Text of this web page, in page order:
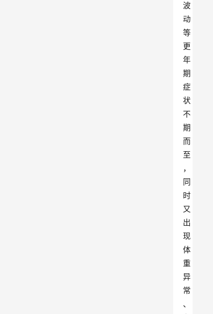
波
动
等
更
年
期
症
状
不
期
而
至
，
同
时
又
出
现
体
重
异
常
、